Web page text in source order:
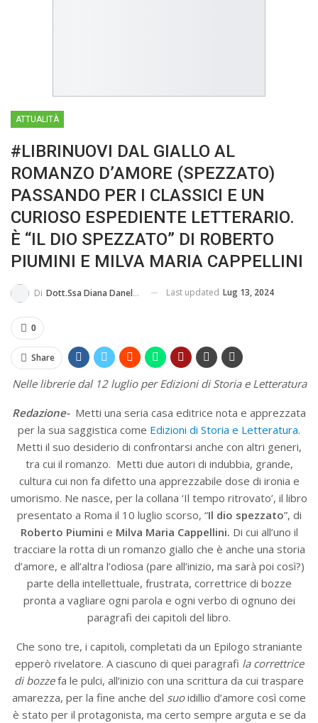
ATTUALITÀ
#LIBRINUOVI DAL GIALLO AL
ROMANZO D’AMORE (SPEZZATO)
PASSANDO PER I CLASSICI E UN
CURIOSO ESPEDIENTE LETTERARIO.
È “IL DIO SPEZZATO” DI ROBERTO
PIUMINI E MILVA MARIA CAPPELLINI
Di Dott.ssa Diana Daneluz Last updated Lug 13, 2024
0
Share
Nelle librerie dal 12 luglio per Edizioni di Storia e Letteratura
Redazione- Metti una seria casa editrice nota e apprezzata
per la sua saggistica come Edizioni di Storia e Letteratura.
Metti il suo desiderio di confrontarsi anche con altri generi,
tra cui il romanzo. Metti due autori di indubbia, grande,
cultura cui non fa difetto una apprezzabile dose di ironia e
umorismo. Ne nasce, per la collana ‘Il tempo ritrovato’, il libro
presentato a Roma il 10 luglio scorso, “Il dio spezzato”, di
Roberto Piumini e Milva Maria Cappellini. Di cui all’uno il
tracciare la rotta di un romanzo giallo che è anche una storia
d’amore, e all’altra l’odiosa (pare all’inizio, ma sarà poi così?)
parte della intellettuale, frustrata, correttrice di bozze
pronta a vagliare ogni parola e ogni verbo di ognuno dei
paragrafi dei capitoli del libro.
Che sono tre, i capitoli, completati da un Epilogo straniante
epperò rivelatore. A ciascuno di quei paragrafi la correttrice
di bozzefa le pulci, all’inizio con una scrittura da cui traspare
amarezza, per la fine anche del suoidillio d’amore così come
è stato per il protagonista, ma certo sempre arguta e se da